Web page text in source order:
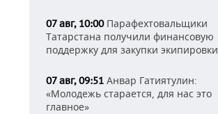
07 авг, 10:00Парафехтовальщики
Татарстана получили финансовую
поддержку для закупки экипировки
07 авг, 09:51 Анвар Гатиятулин:
«Молодежь старается, для нас это
главное»